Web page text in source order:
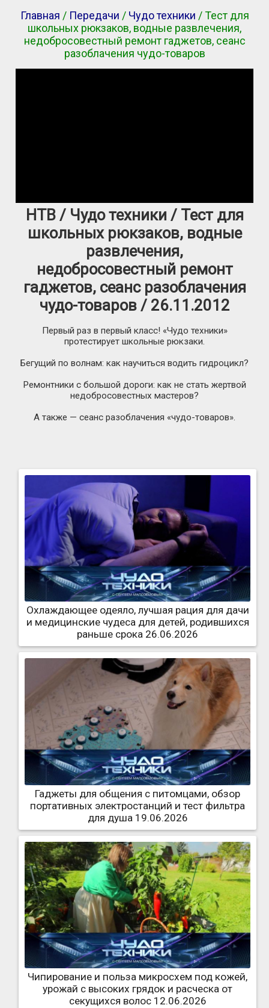
Главная / Передачи / Чудо техники / Тест для
школьных рюкзаков, водные развлечения,
недобросовестный ремонт гаджетов, сеанс
разоблачения чудо-товаров
НТВ / Чудо техники / Тест для
школьных рюкзаков, водные
развлечения,
недобросовестный ремонт
гаджетов, сеанс разоблачения
чудо-товаров / 26.11.2012
Первый раз в первый класс! «Чудо техники»
протестирует школьные рюкзаки.
Бегущий по волнам: как научиться водить гидроцикл?
Ремонтники с большой дороги: как не стать жертвой
недобросовестных мастеров?
А также — сеанс разоблачения «чудо-товаров».
Охлаждающее одеяло, лучшая рация для дачи
и медицинские чудеса для детей, родившихся
раньше срока 26.06.2026
Гаджеты для общения с питомцами, обзор
портативных электростанций и тест фильтра
для душа 19.06.2026
Чипирование и польза микросхем под кожей,
урожай с высоких грядок и расческа от
секущихся волос 12.06.2026